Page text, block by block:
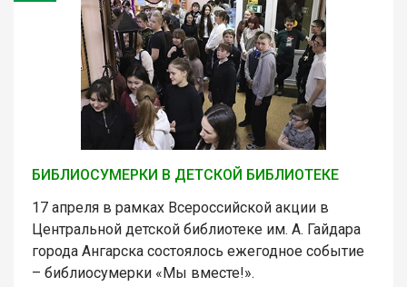
БИБЛИОСУМЕРКИ В ДЕТСКОЙ БИБЛИОТЕКЕ
17 апреля в рамках Всероссийской акции в
Центральной детской библиотеке им. А. Гайдара
города Ангарска состоялось ежегодное событие
– библиосумерки «Мы вместе!».